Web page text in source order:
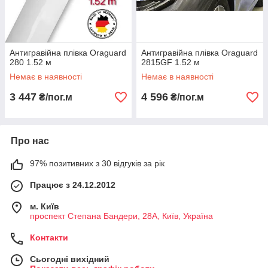
Антигравійна плівка Oraguard
280 1.52 м
Немає в наявності
3 447 ₴/пог.м
Антигравійна плівка Oraguard
2815GF 1.52 м
Немає в наявності
4 596 ₴/пог.м
Про нас
97% позитивних з 30 відгуків за рік
Працює з 24.12.2012
м. Київ
проспект Степана Бандери, 28А, Київ, Україна
Контакти
Сьогодні вихідний